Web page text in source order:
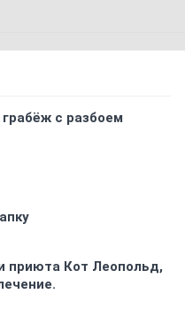
с разбоем
приюта Кот Леопольд,